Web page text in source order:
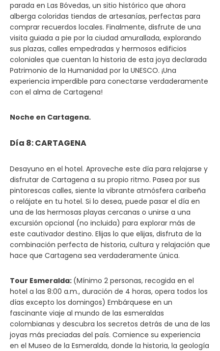
parada en Las Bóvedas, un sitio histórico que ahora
alberga coloridas tiendas de artesanías, perfectas para
comprar recuerdos locales. Finalmente, disfrute de una
visita guiada a pie por la ciudad amurallada, explorando
sus plazas, calles empedradas y hermosos edificios
coloniales que cuentan la historia de esta joya declarada
Patrimonio de la Humanidad por la UNESCO. ¡Una
experiencia imperdible para conectarse verdaderamente
con el alma de Cartagena!
Noche en Cartagena.
Día 8: CARTAGENA
Desayuno en el hotel. Aproveche este día para relajarse y
disfrutar de Cartagena a su propio ritmo. Pasea por sus
pintorescas calles, siente la vibrante atmósfera caribeña
o relájate en tu hotel. Si lo desea, puede pasar el día en
una de las hermosas playas cercanas o unirse a una
excursión opcional (no incluida) para explorar más de
este cautivador destino. Elijas lo que elijas, disfruta de la
combinación perfecta de historia, cultura y relajación que
hace que Cartagena sea verdaderamente única.
Tour Esmeralda: (Mínimo 2 personas, recogida en el
hotel a las 8:00 a.m., duración de 4 horas, opera todos los
días excepto los domingos) Embárquese en un
fascinante viaje al mundo de las esmeraldas
colombianas y descubra los secretos detrás de una de las
joyas más preciadas del país. Comience su experiencia
en el Museo de la Esmeralda, donde la historia, la geología